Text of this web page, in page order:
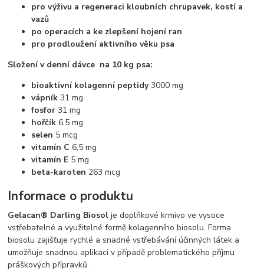
pro výživu a regeneraci kloubních chrupavek, kostí a
vazů
po operacích a ke zlepšení hojení ran
pro prodloužení aktivního věku psa
Složení v denní dávce na 10 kg psa:
bioaktivní kolagenní peptidy3000 mg
vápník 31 mg
fosfor 31 mg
hořčík 6,5 mg
selen 5 mcg
vitamín C 6,5 mg
vitamín E 5 mg
beta-karoten 263 mcg
Informace o produktu
Gelacan® Darling Biosolje doplňkové krmivo ve vysoce
vstřebatelné a využitelné formě kolagenního biosolu. Forma
biosolu zajišťuje rychlé a snadné vstřebávání účinných látek a
umožňuje snadnou aplikaci v případě problematického příjmu
práškových přípravků.